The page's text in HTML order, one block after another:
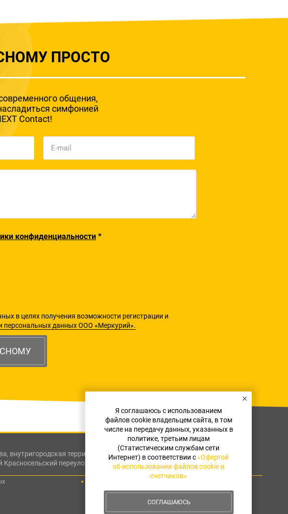
ПРОСТО
общения,
симфонией
Contact!
конфиденциальности *
в целях получения возможности регистрации и
персональных данных ООО «Меркурий».
внутригородская территория муниципальный округ
Красносельский переулок, дом 9А
Я соглашаюсь с использованием
файлов cookie владельцем сайта, в том
числе на передачу данных, указанных в
политике, третьим лицам
(Статистическим службам сети
Интернет) в соответствии с«Офертой
об использовании файлов cookie и
счетчиков»
СОГЛАШАЮСЬ